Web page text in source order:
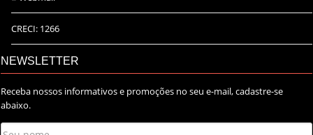
CRECI: 1266
NEWSLETTER
Receba nossos informativos e promoções no seu e-mail, cadastre-se
abaixo.